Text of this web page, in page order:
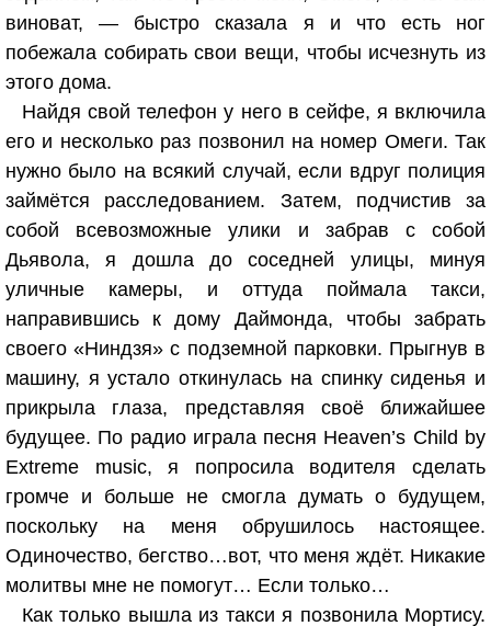
виноват, — быстро сказала я и что есть ног
побежала собирать свои вещи, чтобы исчезнуть из
этого дома.
Найдя свой телефон у него в сейфе, я включила
его и несколько раз позвонил на номер Омеги. Так
нужно было на всякий случай, если вдруг полиция
займётся расследованием. Затем, подчистив за
собой всевозможные улики и забрав с собой
Дьявола, я дошла до соседней улицы, минуя
уличные камеры, и оттуда поймала такси,
направившись к дому Даймонда, чтобы забрать
своего «Ниндзя» с подземной парковки. Прыгнув в
машину, я устало откинулась на спинку сиденья и
прикрыла глаза, представляя своё ближайшее
будущее. По радио играла песня Heaven’s Child by
Extreme music, я попросила водителя сделать
громче и больше не смогла думать о будущем,
поскольку на меня обрушилось настоящее.
Одиночество, бегство…вот, что меня ждёт. Никакие
молитвы мне не помогут… Если только…
Как только вышла из такси я позвонила Мортису.